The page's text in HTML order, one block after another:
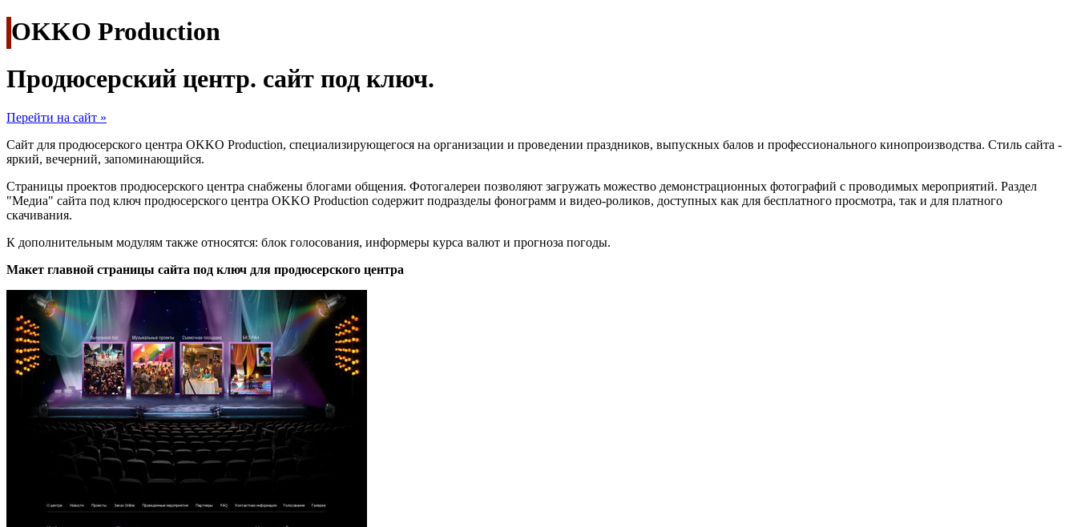
OKKO Production
Продюсерский центр. сайт под ключ.
Перейти на сайт »
Сайт для продюсерского центра OKKO Production, специализирующегося на организации и проведении праздников, выпускных балов и профессионального кинопроизводства. Стиль сайта -
яркий, вечерний, запоминающийся.
Страницы проектов продюсерского центра снабжены блогами общения. Фотогалереи позволяют загружать можество демонстрационных фотографий с проводимых мероприятий. Раздел
"Медиа" сайта под ключ продюсерского центра OKKO Production содержит подразделы фонограмм и видео-роликов, доступных как для бесплатного просмотра, так и для платного
скачивания.
К дополнительным модулям также относятся: блок голосования, информеры курса валют и прогноза погоды.
Макет главной страницы сайта под ключ для продюсерского центра